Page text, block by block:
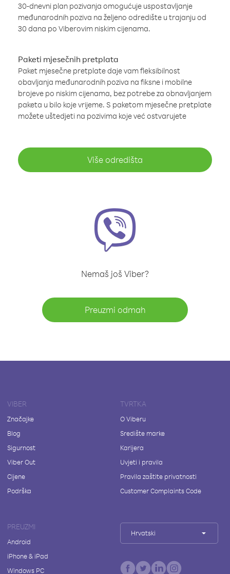
30-dnevni plan pozivanja omogućuje uspostavljanje
međunarodnih poziva na željeno odredište u trajanju od
30 dana po Viberovim niskim cijenama.
Paketi mjesečnih pretplata
Paket mjesečne pretplate daje vam fleksibilnost
obavljanja međunarodnih poziva na fiksne i mobilne
brojeve po niskim cijenama, bez potrebe za obnavljanjem
paketa u bilo koje vrijeme. S paketom mjesečne pretplate
možete uštedjeti na pozivima koje već ostvarujete
Više odredišta
Nemaš još Viber?
Preuzmi odmah
VIBER
Značajke
Blog
Sigurnost
Viber Out
Cijene
Podrška
TVRTKA
O Viberu
Središte marke
Karijera
Uvjeti i pravila
Pravila zaštite privatnosti
Customer Complaints Code
PREUZMI
Android
iPhone & iPad
Windows PC
Hrvatski